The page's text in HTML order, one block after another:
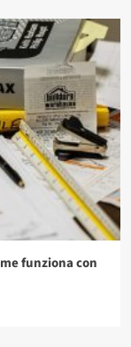
funziona con